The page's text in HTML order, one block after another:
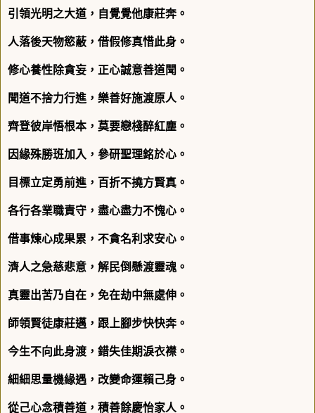
引領光明之大道，自覺覺他康莊奔。
人落後天物慾蔽，借假修真惜此身。
修心養性除貪妄，正心誠意善道聞。
聞道不捨力行進，樂善好施渡原人。
齊登彼岸悟根本，莫要戀棧醉紅塵。
因緣殊勝班加入，參研聖理銘於心。
目標立定勇前進，百折不撓方賢真。
各行各業職責守，盡心盡力不愧心。
借事煉心成果累，不貪名利求安心。
濟人之急慈悲意，解民倒懸渡靈魂。
真靈出苦乃自在，免在劫中無處伸。
師領賢徒康莊邁，跟上腳步快快奔。
今生不向此身渡，錯失佳期淚衣襟。
細細思量機緣遇，改變命運賴己身。
從己心念積善道，積善餘慶怡家人。